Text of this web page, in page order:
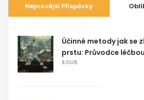
Nejnovější Příspěvky
Účinné metody jak se
prstu: Průvodce léčbou
8 DUB